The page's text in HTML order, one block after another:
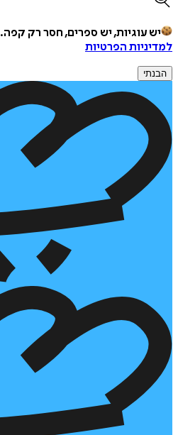
יש עוגיות, יש ספרים, חסר רק קפה.
למדיניות הפרטיות
הבנתי